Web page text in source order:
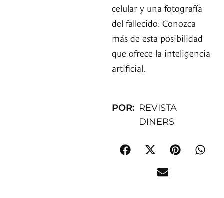
celular y una fotografía
del fallecido. Conozca
más de esta posibilidad
que ofrece la inteligencia
artificial.
POR: REVISTA
DINERS